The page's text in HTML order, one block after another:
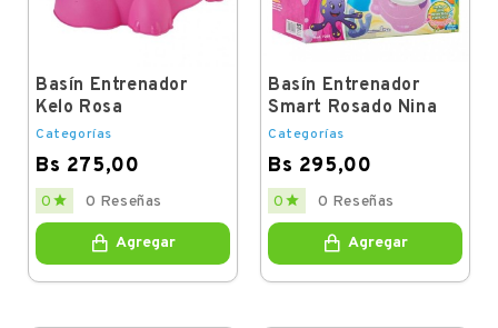
Basín Entrenador
Kelo Rosa
Categorías
Bs 275,00
Price
0  0 Reseñas
Agregar
Basín Entrenador
Smart Rosado Nina
Categorías
Bs 295,00
Price
0  0 Reseñas
Agregar